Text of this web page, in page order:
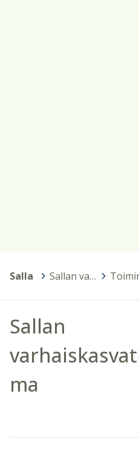
Salla > Sallan varhaiskasvatus ja esiopetus >
Sallan
ma